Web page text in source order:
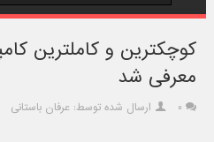
کوچکترین و کاملترین
معرفی شد
۰ ارسال شده توسط: عرفان باستانی